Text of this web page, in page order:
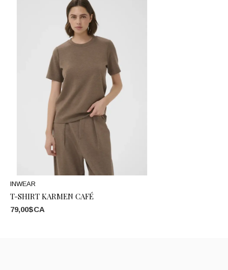
INWEAR
T-SHIRT KARMEN CAFÉ
79,00$CA